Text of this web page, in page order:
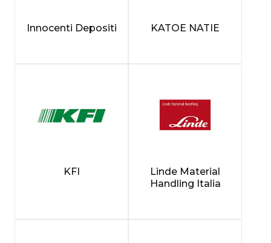
Innocenti Depositi KATOE NATIE
KFI
Linde Material
Handling Italia